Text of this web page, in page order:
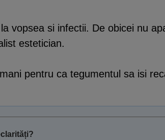
la vopsea si infectii. De obicei nu
estetician.
pentru ca tegumentul sa isi